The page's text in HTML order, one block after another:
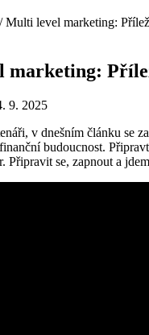
/ Multi level marketing:
marketing:
9. 2025
v dnešním článku se
budoucnost.
Připravit se, zapnout a